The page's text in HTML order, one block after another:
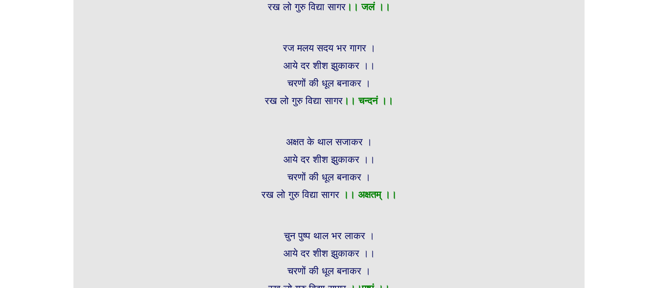
रख लो गुरु विद्या सागर ।। जलं ।।
रज मलय सदय भर गागर ।
आये दर शीश झुकाकर ।।
चरणों की धूल बनाकर ।
रख लो गुरु विद्या सागर ।।चन्दनं ।।
अक्षत के थाल सजाकर ।
आये दर शीश झुकाकर ।।
चरणों की धूल बनाकर ।
रख लो गुरु विद्या सागर ।। अक्षतम् ।।
चुन पुष्प थाल भर लाकर ।
आये दर शीश झुकाकर ।।
चरणों की धूल बनाकर ।